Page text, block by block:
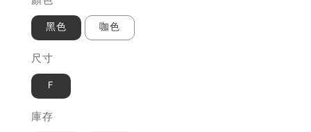
黑色 咖色
尺寸
Ｆ
庫存